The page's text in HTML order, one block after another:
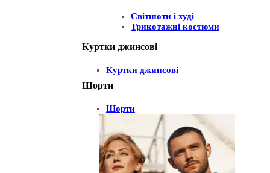
Світшоти і худі
Трикотажні костюми
Куртки джинсові
Куртки джинсові
Шорти
Шорти